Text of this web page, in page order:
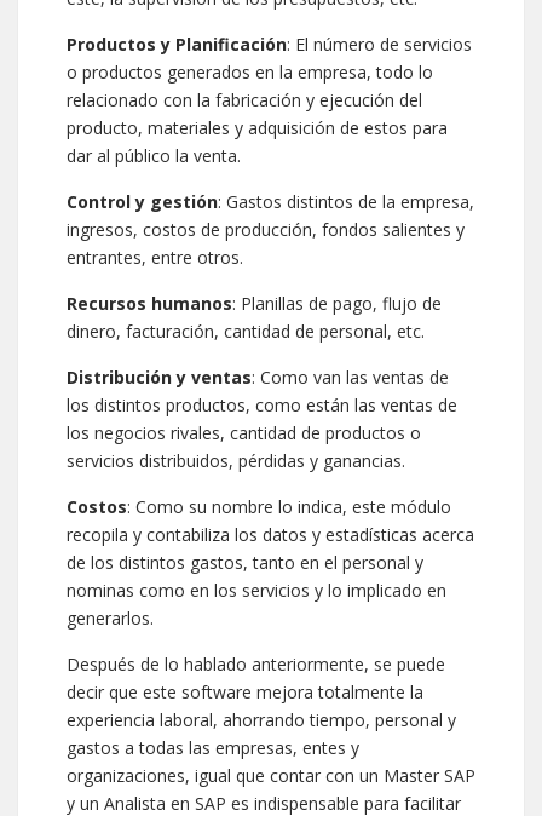
Productos y Planificación: El número de servicios
o productos generados en la empresa, todo lo
relacionado con la fabricación y ejecución del
producto, materiales y adquisición de estos para
dar al público la venta.
Control y gestión: Gastos distintos de la empresa,
ingresos, costos de producción, fondos salientes y
entrantes, entre otros.
Recursos humanos: Planillas de pago, flujo de
dinero, facturación, cantidad de personal, etc.
Distribución y ventas: Como van las ventas de
los distintos productos, como están las ventas de
los negocios rivales, cantidad de productos o
servicios distribuidos, pérdidas y ganancias.
Costos: Como su nombre lo indica, este módulo
recopila y contabiliza los datos y estadísticas acerca
de los distintos gastos, tanto en el personal y
nominas como en los servicios y lo implicado en
generarlos.
Después de lo hablado anteriormente, se puede
decir que este software mejora totalmente la
experiencia laboral, ahorrando tiempo, personal y
gastos a todas las empresas, entes y
organizaciones, igual que contar con un Master SAP
y un Analista en SAP es indispensable para facilitar